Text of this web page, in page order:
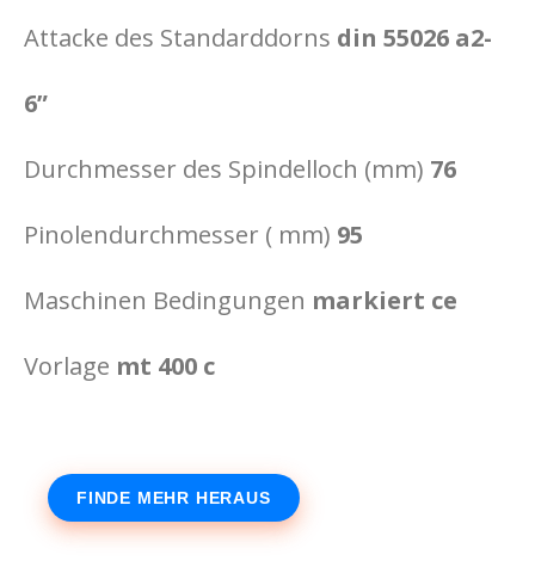
Attacke des Standarddorns din 55026 a2-
6”
Durchmesser des Spindelloch (mm) 76
Pinolendurchmesser ( mm) 95
Maschinen Bedingungen markiert ce
Vorlage mt 400 c
FINDE MEHR HERAUS